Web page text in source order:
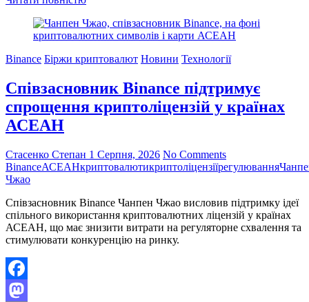
Поділитися
нові
правила
цифрових
перед
масштабним
крипторегулюванням
Binance Біржи криптовалют Новини Технології
Співзасновник Binance підтримує
спрощення криптоліцензій у країнах
АСЕАН
Стасенко Степан 1 Серпня, 2026 No Comments
BinanceАСЕАНкриптовалютикриптоліцензіїрегулювання
Чжао
Співзасновник Binance Чанпен Чжао висловив підтримку ідеї
спільного використання криптовалютних ліцензій у країнах
АСЕАН, що має знизити витрати на регуляторне схвалення та
стимулювати конкуренцію на ринку.
Facebook